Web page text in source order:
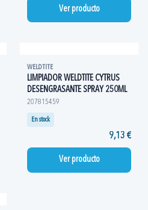
Ver producto
WELDTITE
LIMPIADOR WELDTITE CYTRUS
DESENGRASANTE SPRAY 250ML
207815459
En stock
9,13 €
Ver producto